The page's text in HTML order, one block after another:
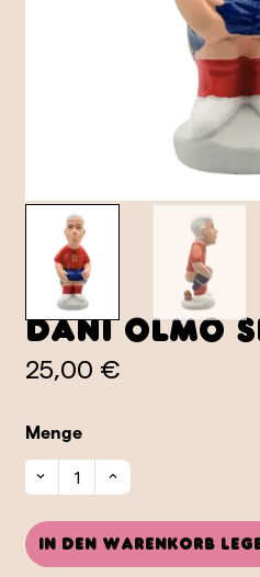
Dani Olmo
25,00 €
Menge
In den Warenkorb